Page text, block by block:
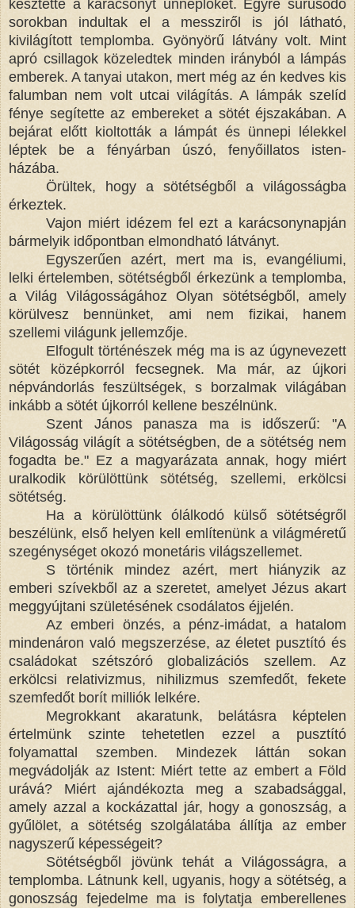
késztette a karácsonyt ünneplőket. Egyre sűrűsödő
sorokban indultak el a messziről is jól látható,
kivilágított templomba. Gyönyörű látvány volt. Mint
apró csillagok közeledtek minden irányból a lámpás
emberek. A tanyai utakon, mert még az én kedves kis
falumban nem volt utcai világítás. A lámpák szelíd
fénye segítette az embereket a sötét éjszakában. A
bejárat előtt kioltották a lámpát és ünnepi lélekkel
léptek be a fényárban úszó, fenyőillatos isten-
házába.
Örültek, hogy a sötétségből a világosságba
érkeztek.
Vajon miért idézem fel ezt a karácsonynapján
bármelyik időpontban elmondható látványt.
Egyszerűen azért, mert ma is, evangéliumi,
lelki értelemben, sötétségből érkezünk a templomba,
a Világ Világosságához Olyan sötétségből, amely
körülvesz bennünket, ami nem fizikai, hanem
szellemi világunk jellemzője.
Elfogult történészek még ma is az úgynevezett
sötét középkorról fecsegnek. Ma már, az újkori
népvándorlás feszültségek, s borzalmak világában
inkább a sötét újkorról kellene beszélnünk.
Szent János panasza ma is időszerű: "A
Világosság világít a sötétségben, de a sötétség nem
fogadta be." Ez a magyarázata annak, hogy miért
uralkodik körülöttünk sötétség, szellemi, erkölcsi
sötétség.
Ha a körülöttünk ólálkodó külső sötétségről
beszélünk, első helyen kell említenünk a világméretű
szegénységet okozó monetáris világszellemet.
S történik mindez azért, mert hiányzik az
emberi szívekből az a szeretet, amelyet Jézus akart
meggyújtani születésének csodálatos éjjelén.
Az emberi önzés, a pénz-imádat, a hatalom
mindenáron való megszerzése, az életet pusztító és
családokat szétszóró globalizációs szellem. Az
erkölcsi relativizmus, nihilizmus szemfedőt, fekete
szemfedőt borít milliók lelkére.
Megrokkant akaratunk, belátásra képtelen
értelmünk szinte tehetetlen ezzel a pusztító
folyamattal szemben. Mindezek láttán sokan
megvádolják az Istent: Miért tette az embert a Föld
urává? Miért ajándékozta meg a szabadsággal,
amely azzal a kockázattal jár, hogy a gonoszság, a
gyűlölet, a sötétség szolgálatába állítja az ember
nagyszerű képességeit?
Sötétségből jövünk tehát a Világosságra, a
templomba. Látnunk kell, ugyanis, hogy a sötétség, a
gonoszság fejedelme ma is folytatja emberellenes